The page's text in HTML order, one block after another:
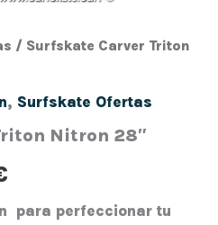
/ Surfskate Carver Triton
, Surfskate Ofertas
Nitron 28″
para perfeccionar tu